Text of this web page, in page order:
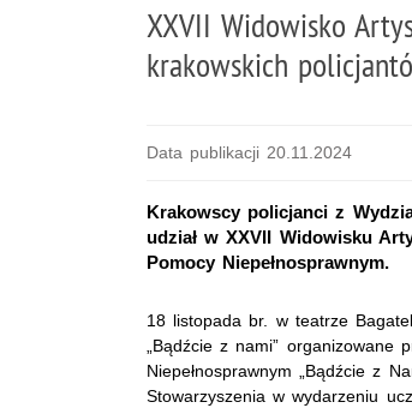
XXVII Widowisko
krakowskich
Data publikacji 20.11.2024
Krakowscy policjanci z
udział w XXVII Widowisku
Pomocy Niepełnosprawnym.
18 listopada br. w teatrze
„Bądźcie z nami” organizowane
Niepełnosprawnym „Bądźcie z
Stowarzyszenia w wydarzeniu